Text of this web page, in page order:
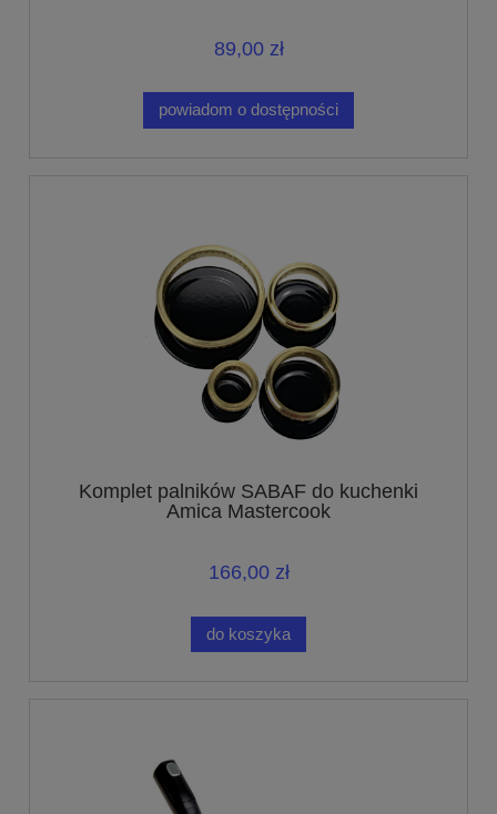
89,00 zł
powiadom o dostępności
Komplet palników SABAF do kuchenki
Amica Mastercook
166,00 zł
do koszyka